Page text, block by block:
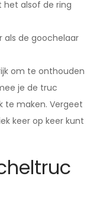
het alsof de ring
als de goochelaar
om te onthouden
je de truc
te maken. Vergeet
keer op keer kunt